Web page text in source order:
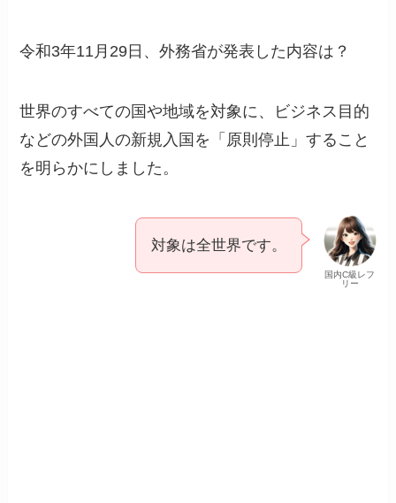
令和3年11月29日、外務省が発表した内容は？
世界のすべての国や地域を対象に、ビジネス目的
などの外国人の新規入国を「原則停止」すること
を明らかにしました。
国内C級レフ
リー
対象は全世界です。